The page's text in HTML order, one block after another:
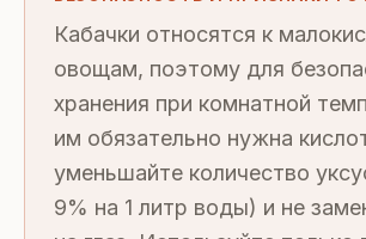
Кабачки относятся к
овощам, поэтому для
хранения при комнатной
им обязательно нужна
уменьшайте количество
9% на 1 литр воды) и не